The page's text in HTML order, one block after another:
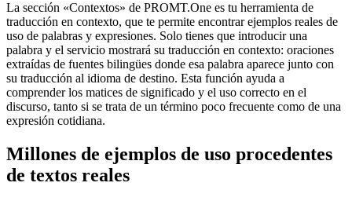
La sección «Contextos» de PROMT.One es tu herramienta de
traducción en contexto, que te permite encontrar ejemplos reales de
uso de palabras y expresiones. Solo tienes que introducir una
palabra y el servicio mostrará su traducción en contexto: oraciones
extraídas de fuentes bilingües donde esa palabra aparece junto con
su traducción al idioma de destino. Esta función ayuda a
comprender los matices de significado y el uso correcto en el
discurso, tanto si se trata de un término poco frecuente como de una
expresión cotidiana.
Millones de ejemplos de uso procedentes
de textos reales